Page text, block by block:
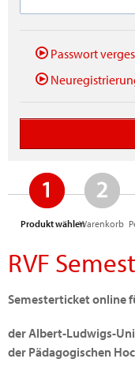
Warenkorb
Passwort
Produkt wählenWarenkorb
RVF
Semesterticket online
der Albert-Ludwigs-
der Pädagogischen